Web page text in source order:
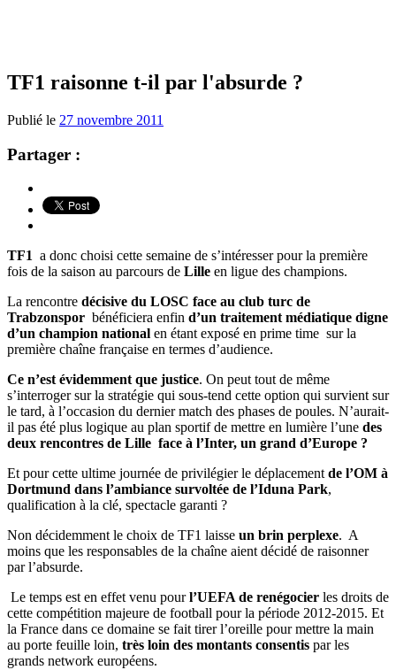
TF1 raisonne t-il par l'absurde ?
Publié le 27 novembre 2011
Partager :
TF1 a donc choisi cette semaine de s’intéresser pour la première
fois de la saison au parcours de Lille en ligue des champions.
La rencontre décisive du LOSC face au club turc de
Trabzonspor bénéficiera enfin d’un traitement médiatique digne
d’un champion national en étant exposé en prime time sur la
première chaîne française en termes d’audience.
Ce n’est évidemment que justice. On peut tout de même
s’interroger sur la stratégie qui sous-tend cette option qui survient sur
le tard, à l’occasion du dernier match des phases de poules. N’aurait-
il pas été plus logique au plan sportif de mettre en lumière l’une des
deux rencontres de Lille face à l’Inter, un grand d’Europe ?
Et pour cette ultime journée de privilégier le déplacement de l’OM à
Dortmund dans l’ambiance survoltée de l’Iduna Park,
qualification à la clé, spectacle garanti ?
Non décidemment le choix de TF1 laisse un brin perplexe. A
moins que les responsables de la chaîne aient décidé de raisonner
par l’absurde.
Le temps est en effet venu pourl’UEFA de renégocier les droits de
cette compétition majeure de football pour la période 2012-2015. Et
la France dans ce domaine se fait tirer l’oreille pour mettre la main
au porte feuille loin, très loin des montants consentis par les
grands network européens.